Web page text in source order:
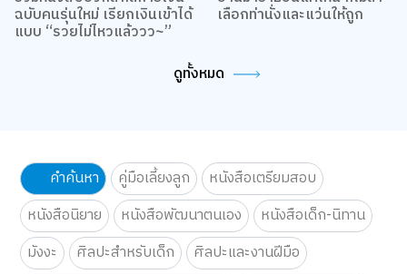
รวมหนังสือบวกสกิลการเงิน อ่านมาราธอนแค่ไหน ก็ไม่ล้า
ดูทั้งหมด
คำค้นหา คู่มือเลี้ยงลูก
หนังสือเตรียมสอบ